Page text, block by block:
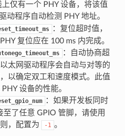
仅有一个 PHY 设备，将该值
动程序自动检测 PHY 地址。
：复位超时值，
复位应在 100 ms 内完成。
：自动协商超
太网驱动程序会自动与对等的
以确定双工和速度模式。此值
设备的性能。
：如果开发板同时
至了任意 GPIO 管脚，请使用
，配置为
-1 。